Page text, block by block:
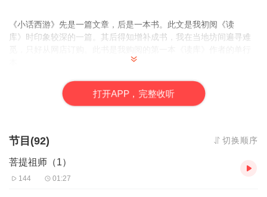
《小话西游》先是一篇文章，后是一本书。此文是我初阅《读
库》时印象较深的一篇。其后得知增补成书，我在当地坊间遍寻难
以“人”观察神仙妖魔，视角别致，每每有独到见解，新人耳目。
刘勃解读菩提祖师是“在体制外搞民办教育”，“亦佛亦道，换
难量化，什么评估，什么考核一来，不免就要糟糕”——看似恶槁，
却让人笑不出来。
打开APP，完整收听
节目(92) 切换顺序
菩提祖师（1）
144 01:27